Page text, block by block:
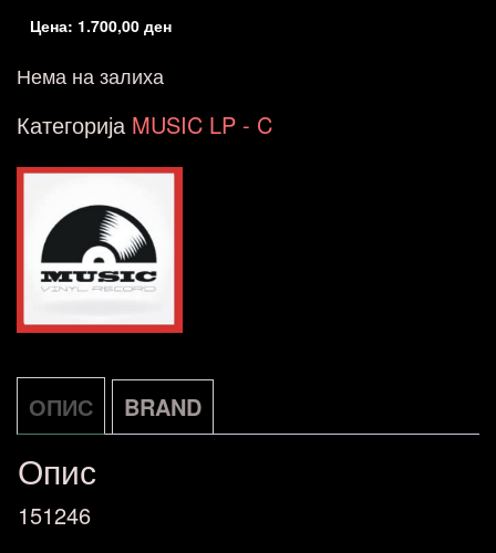
Цена: 1.700,00 ден
Нема на залиха
Категорија MUSIC LP - C
ОПИС BRAND
Опис
151246